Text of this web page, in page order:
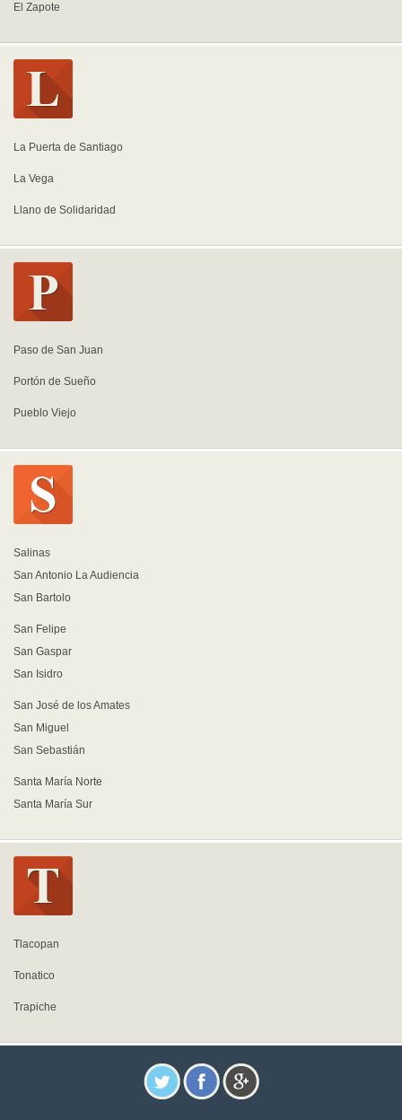
El Zapote
La Puerta de Santiago
La Vega
Llano de Solidaridad
Paso de San Juan
Portón de Sueño
Pueblo Viejo
Salinas
San Antonio La Audiencia
San Bartolo
San Felipe
San Gaspar
San Isidro
San José de los Amates
San Miguel
San Sebastián
Santa María Norte
Santa María Sur
Tlacopan
Tonatico
Trapiche